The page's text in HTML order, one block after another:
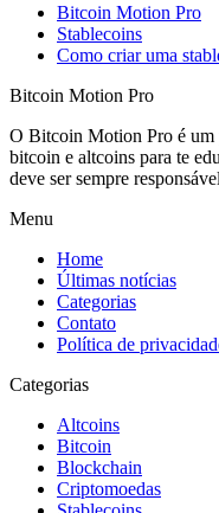
Bitcoin Motion Pro
Stablecoins
Como criar uma
Bitcoin Motion Pro
O Bitcoin Motion Pro é um
bitcoin e altcoins para te
deve ser sempre
Menu
Home
Últimas notícias
Categorias
Contato
Política de
Categorias
Altcoins
Bitcoin
Blockchain
Criptomoedas